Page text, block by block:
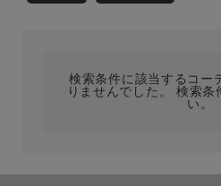
ブランド
検索条件に該当するコー
りませんでした。 検索条
い。